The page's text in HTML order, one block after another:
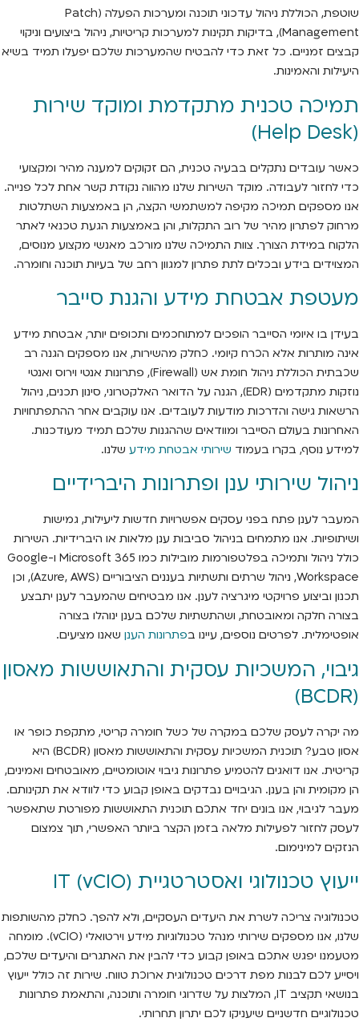
שוטפת, הכוללת ניהול עדכוני תוכנה ומערכות הפעלה (Patch
Management), בדיקות תקינות למערכות קריטיות, ניהול ביצועים וניקוי
קבצים זמניים. כל זאת כדי להבטיח שהמערכות שלכם יפעלו תמיד בשיא
היעילות והאמינות.
תמיכה טכנית מתקדמת ומוקד שירות
(Help Desk)
כאשר עובדים נתקלים בבעיה טכנית, הם זקוקים למענה מהיר ומקצועי
כדי לחזור לעבודה. מוקד השירות שלנו מהווה נקודת קשר אחת לכל פנייה.
אנו מספקים תמיכה מקיפה למשתמשי הקצה, הן באמצעות השתלטות
מרחוק לפתרון מהיר של רוב התקלות, והן באמצעות הגעת טכנאי לאתר
הלקוח במידת הצורך. צוות התמיכה שלנו מורכב מאנשי מקצוע מנוסים,
המצוידים בידע ובכלים לתת פתרון למגוון רחב של בעיות תוכנה וחומרה.
מעטפת אבטחת מידע והגנת סייבר
בעידן בו איומי הסייבר הופכים למתוחכמים ותכופים יותר, אבטחת מידע
אינה מותרות אלא הכרח קיומי. כחלק מהשירות, אנו מספקים הגנה רב
שכבתית הכוללת ניהול חומת אש (Firewall), פתרונות אנטי וירוס ואנטי
נוזקות מתקדמים (EDR), הגנה על הדואר האלקטרוני, סינון תכנים, ניהול
הרשאות גישה והדרכות מודעות לעובדים. אנו עוקבים אחר ההתפתחויות
האחרונות בעולם הסייבר ומוודאים שההגנות שלכם תמיד מעודכנות.
למידע נוסף, בקרו בעמוד שירותי אבטחת מידע שלנו.
ניהול שירותי ענן ופתרונות היברידיים
המעבר לענן פתח בפני עסקים אפשרויות חדשות ליעילות, גמישות
ושיתופיות. אנו מתמחים בניהול סביבות ענן מלאות או היברידיות. השירות
כולל ניהול ותמיכה בפלטפורמות מובילות כמו Microsoft 365 ו-Google
Workspace, ניהול שרתים ותשתיות בעננים הציבוריים (Azure, AWS), וכן
תכנון וביצוע פרויקטי מיגרציה לענן. אנו מבטיחים שהמעבר לענן יתבצע
בצורה חלקה ומאובטחת, ושהתשתיות שלכם בענן ינוהלו בצורה
אופטימלית. לפרטים נוספים, עיינו בפתרונות הענן שאנו מציעים.
גיבוי, המשכיות עסקית והתאוששות מאסון
(BCDR)
מה יקרה לעסק שלכם במקרה של כשל חומרה קריטי, מתקפת כופר או
אסון טבע? תוכנית המשכיות עסקית והתאוששות מאסון (BCDR) היא
קריטית. אנו דואגים להטמיע פתרונות גיבוי אוטומטיים, מאובטחים ואמינים,
הן מקומית והן בענן. הגיבויים נבדקים באופן קבוע כדי לוודא את תקינותם.
מעבר לגיבוי, אנו בונים יחד אתכם תוכנית התאוששות מפורטת שתאפשר
לעסק לחזור לפעילות מלאה בזמן הקצר ביותר האפשרי, תוך צמצום
הנזקים למינימום.
ייעוץ טכנולוגי ואסטרטגיית IT (vCIO)
טכנולוגיה צריכה לשרת את היעדים העסקיים, ולא להפך. כחלק מהשותפות
שלנו, אנו מספקים שירותי מנהל טכנולוגיות מידע וירטואלי (vCIO). מומחה
מטעמנו יפגש אתכם באופן קבוע כדי להבין את האתגרים והיעדים שלכם,
ויסייע לכם לבנות מפת דרכים טכנולוגית ארוכת טווח. שירות זה כולל ייעוץ
בנושאי תקציב IT, המלצות על שדרוגי חומרה ותוכנה, והתאמת פתרונות
טכנולוגיים חדשניים שיעניקו לכם יתרון תחרותי.